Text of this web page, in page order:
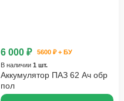
6 000 ₽
5600 ₽ + БУ
В наличии 1 шт.
Аккумулятор ПАЗ 62 Ач обр
пол